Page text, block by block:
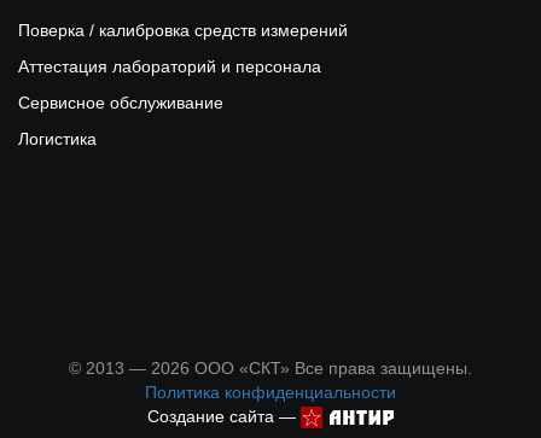
Поверка / калибровка средств измерений
Аттестация лабораторий и персонала
Сервисное обслуживание
Логистика
© 2013 — 2026 ООО «СКТ» Все права защищены.
Политика конфиденциальности
Создание сайта —